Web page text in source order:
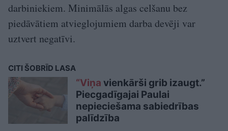
darbiniekiem. Minimālās algas celšanu bez
piedāvātiem atvieglojumiem darba devēji var
uztvert negatīvi.
CITI ŠOBRĪD LASA
“Viņa vienkārši grib izaugt.”
Piecgadīgajai Paulai
nepieciešama sabiedrības
palīdzība